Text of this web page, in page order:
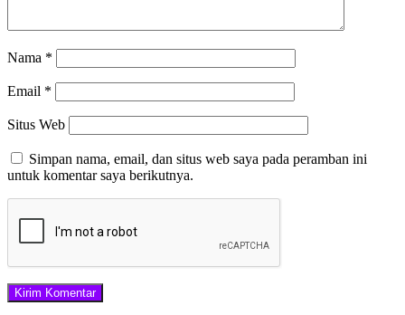
Nama *
Email *
Situs Web
Simpan nama, email, dan situs web saya pada peramban ini
untuk komentar saya berikutnya.